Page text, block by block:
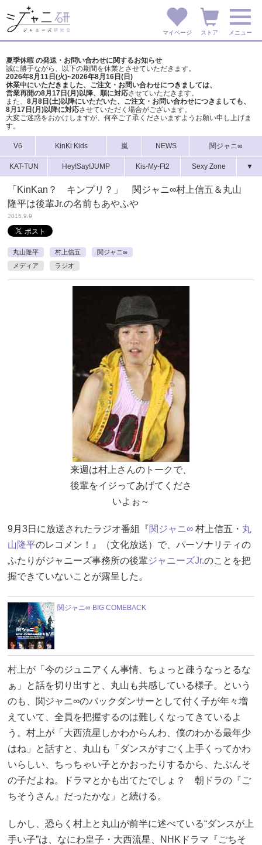
マイページ ストア メニュー
夏季休暇 の発送・お問い合わせに関するお知らせ
誠に勝手ながら、以下の期間を休業とさせていただきます。
2026年8月11日(火)~2026年8月16日(日)
休業中にいただきました、ご注文・お問い合わせにつきましては、
営業再開の8月17日(月)以降、順に対応させていただきます。
また、 8月8日(土)以降にいただいた、ご注文・ お問い合わせにつきましても、
8月17日(月)以降に対応させていただく場合がございます。
大変ご迷惑をおかけしますが、 何卒ご了承くださいますようお願い申し上げま
す。
V6 KinKi Kids 嵐 NEWS 関ジャニ∞
KAT-TUN Hey!Say!JUMP Kis-My-Ft2 Sexy Zone ▼
「KinKan？ キンプリ？」 関ジャニ∞村上信五＆丸山
隆平は後輩Jr.の名前もあやふや
2015.9.9
丸山隆平 村上信五
関ジャニ∞
メディア
ラジオ
来週は村上さんのトークで、
後輩をイジってあげてくださ
いよぉ～
9月3日に放送されたラジオ番組『関ジャニ∞ 村上信五・ 丸
山隆平のレコメン！』（文化放送）で、パーソナリティの
ふたりがジャニーズ事務所の後輩ジャニーズJr.のことを把
握できていないことが露呈した。
関ジャニ∞ BIG COMEBACK
村上が「今のジュニアくん事情、ちょっと疎うなっとるな
ぁ」と話を切り出すと、丸山も共感している様子。という
のも、関ジャニ∞のバックダンサーとして付く子が年々増
えていて、全員を把握するのは難しくなってきているよ
う。村上が「大西流星しかわからんわ、僕のわかる最年少
はね」と話すと、丸山も「ダンスがすごく上手くってかわ
いらしい、ちっちゃい子とかおったりするから、たぶんそ
の子だよね。ドラマとかも出てたでしょ？ 朝ドラの『ご
ちそうさん』だったかな」と続ける。
しかし、恐らく村上と丸山が前半に述べている“ダンスが上
手い子”は、なにわ皇子・大西流星、NHKドラマ『ごちそ